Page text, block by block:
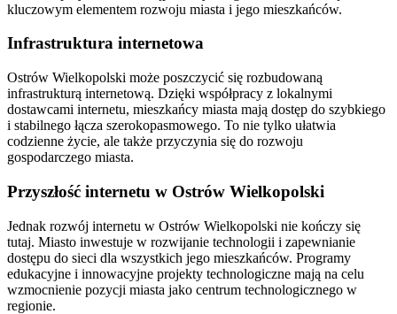
kluczowym elementem rozwoju miasta i jego mieszkańców.
Infrastruktura internetowa
Ostrów Wielkopolski może poszczycić się rozbudowaną
infrastrukturą internetową. Dzięki współpracy z lokalnymi
dostawcami internetu, mieszkańcy miasta mają dostęp do szybkiego
i stabilnego łącza szerokopasmowego. To nie tylko ułatwia
codzienne życie, ale także przyczynia się do rozwoju
gospodarczego miasta.
Przyszłość internetu w Ostrów Wielkopolski
Jednak rozwój internetu w Ostrów Wielkopolski nie kończy się
tutaj. Miasto inwestuje w rozwijanie technologii i zapewnianie
dostępu do sieci dla wszystkich jego mieszkańców. Programy
edukacyjne i innowacyjne projekty technologiczne mają na celu
wzmocnienie pozycji miasta jako centrum technologicznego w
regionie.